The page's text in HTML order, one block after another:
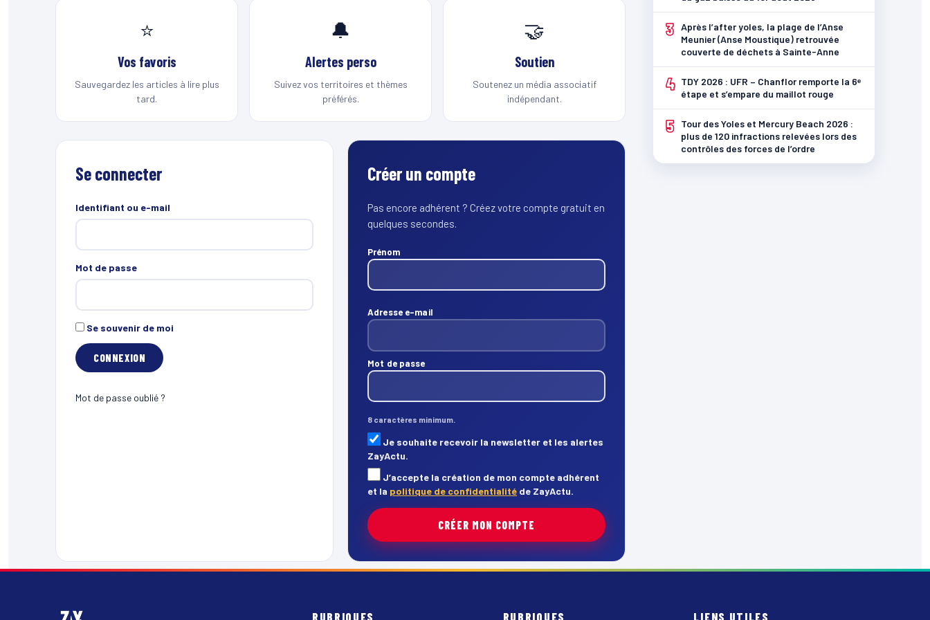
⭐
Vos favoris
Sauvegardez les articles à lire plus
tard.
🔔
Alertes perso
Suivez vos territoires et thèmes
préférés.
🤝
Soutien
Soutenez un média associatif
indépendant.
Se connecter
Identifiant ou e-mail
Mot de passe
Se souvenir de moi
Mot de passe oublié ?
Créer un compte
Pas encore adhérent ? Créez votre compte gratuit en
quelques secondes.
Prénom
Adresse e-mail
Mot de passe
8 caractères minimum.
Je souhaite recevoir la newsletter et les alertes
ZayActu.
J’accepte la création de mon compte adhérent
et la politique de confidentialité de ZayActu.
CRÉER MON COMPTE
3 Après l’after yoles, la plage de l’Anse
Meunier (Anse Moustique) retrouvée
couverte de déchets à Sainte-Anne
4 TDY 2026 : UFR – Chanflor remporte la 6ᵉ
étape et s’empare du maillot rouge
5
Tour des Yoles et Mercury Beach 2026 :
plus de 120 infractions relevées lors des
contrôles des forces de l’ordre
RUBRIQUES RUBRIQUES LIENS UTILES